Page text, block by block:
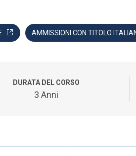
AMMISSIONI CON TITOLO
DURATA DEL CORSO
3 Anni